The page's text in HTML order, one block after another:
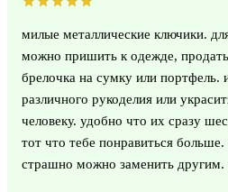
милые металлические ключики.
можно пришить к одежде, продать
брелочка на сумку или портфель.
различного рукоделия или
человеку. удобно что их сразу
тот что тебе понравиться
страшно можно заменить другим.